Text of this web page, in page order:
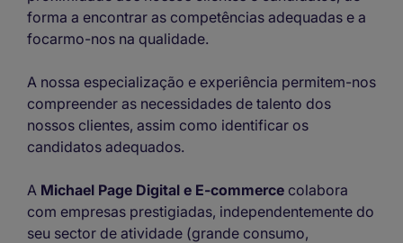
forma a encontrar as competências adequadas e a
focarmo-nos na qualidade.
A nossa especialização e experiência permitem-nos
compreender as necessidades de talento dos
nossos clientes, assim como identificar os
candidatos adequados.
A Michael Page Digital e E-commerce colabora
com empresas prestigiadas, independentemente do
seu sector de atividade (grande consumo,